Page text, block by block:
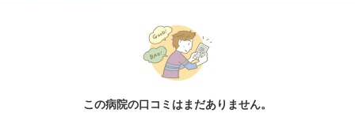
この病院の口コミはまだありません。